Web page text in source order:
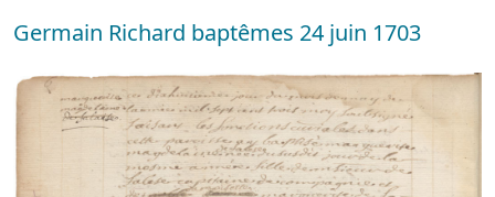
Germain Richard baptêmes 24 juin 1703